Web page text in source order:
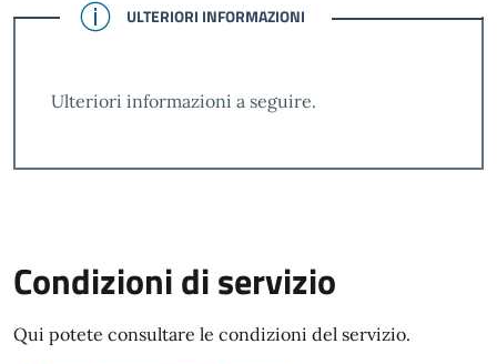
CONFERMATO
ULTERIORI INFORMAZIONI
Ulteriori informazioni a seguire.
Condizioni di servizio
Qui potete consultare le condizioni del servizio.